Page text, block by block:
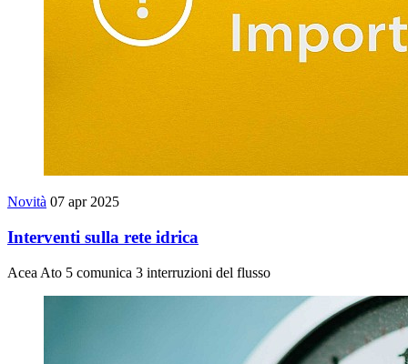
Novità 07 apr 2025
Interventi sulla rete idrica
Acea Ato 5 comunica 3 interruzioni del flusso